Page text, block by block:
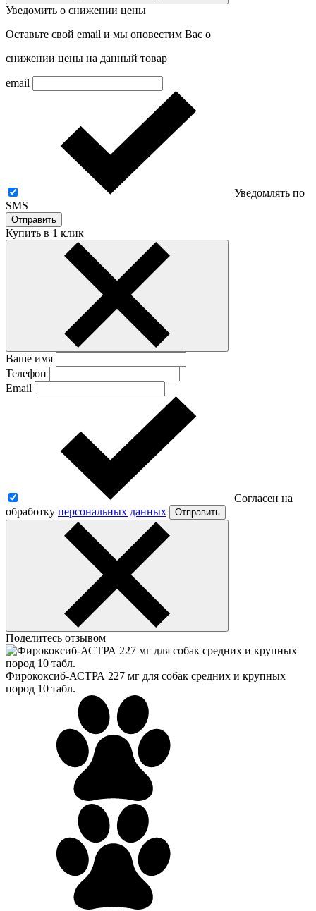
Уведомить о снижении цены
Оставьте свой email и мы оповестим Вас о
снижении цены на данный товар
email
Уведомлять по
SMS
Отправить
Купить в 1 клик
Ваше имя
Телефон
Email
Согласен на
обработку персональных данных Отправить
Поделитесь отзывом
Фирококсиб-АСТРА 227 мг для собак средних и крупных
пород 10 табл.